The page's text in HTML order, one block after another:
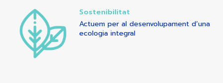
Sostenibilitat
Actuem per al desenvolupament d’una
ecologia integral